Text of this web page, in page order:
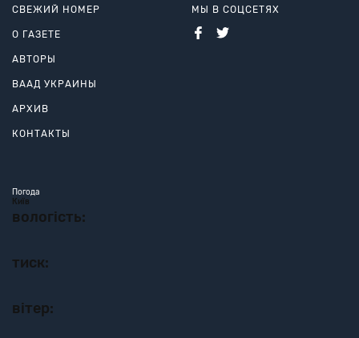
СВЕЖИЙ НОМЕР
О ГАЗЕТЕ
АВТОРЫ
ВААД УКРАИНЫ
АРХИВ
КОНТАКТЫ
МЫ В СОЦСЕТЯХ
Погода
Київ
вологість:
тиск:
вітер: